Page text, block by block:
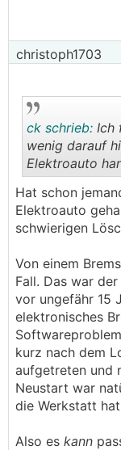
christoph1703
ck schrieb: Ich
wenig darauf
Elektroauto
Hat schon
Elektroauto
schwierigen
Von einem
Fall. Das war
vor ungefähr 15
elektronisches
kurz nach dem
aufgetreten und
Neustart war
die Werkstatt
Also es kann